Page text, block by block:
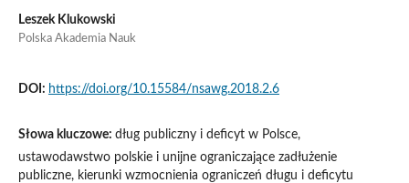
Leszek Klukowski
Polska Akademia Nauk
DOI: https://doi.org/10.15584/nsawg.2018.2.6
Słowa kluczowe: dług publiczny i deficyt w Polsce,
ustawodawstwo polskie i unijne ograniczające zadłużenie
publiczne, kierunki wzmocnienia ograniczeń długu i deficytu